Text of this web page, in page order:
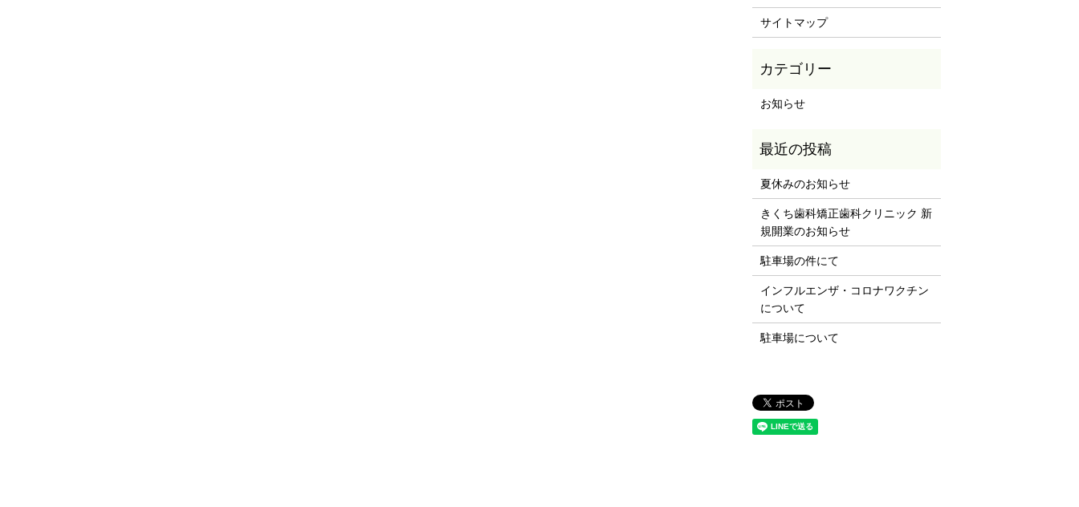
サイトマップ
お知らせ
夏休みのお知らせ
きくち歯科矯正歯科クリニック 新
規開業のお知らせ
駐車場の件にて
インフルエンザ・コロナワクチン
について
駐車場について